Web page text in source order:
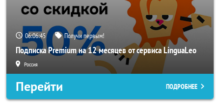
06:06:44 Получи первым!
Подписка Premium на 12 месяцев от сервиса LinguaLeo
Россия
Перейти ПОДРОБНЕЕ